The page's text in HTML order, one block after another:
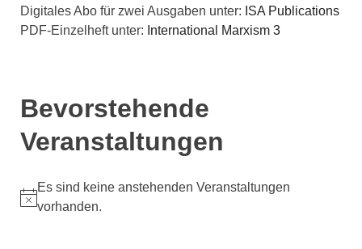
Digitales Abo für zwei Ausgaben unter: ISA Publications
PDF-Einzelheft unter: International Marxism 3
Bevorstehende
Veranstaltungen
Hinweis
Es sind keine anstehenden Veranstaltungen
vorhanden.